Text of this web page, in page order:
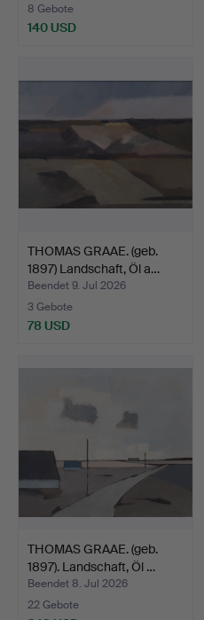
8 Gebote
140 USD
THOMAS GRAAE. (geb.
1897) Landschaft, Öl a…
Beendet 9. Jul 2026
3 Gebote
78 USD
THOMAS GRAAE. (geb.
1897). Landschaft, Öl …
Beendet 8. Jul 2026
22 Gebote